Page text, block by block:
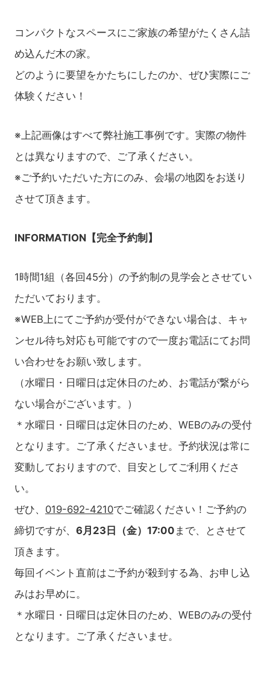
コンパクトなスペースにご家族の希望がたくさん詰
め込んだ木の家。
どのように要望をかたちにしたのか、ぜひ実際にご
体験ください！
※上記画像はすべて弊社施工事例です。実際の物件
とは異なりますので、ご了承ください。
※ご予約いただいた方にのみ、会場の地図をお送り
させて頂きます。
INFORMATION【完全予約制】
1時間1組（各回45分）の予約制の見学会とさせてい
ただいております。
※WEB上にてご予約が受付ができない場合は、キャ
ンセル待ち対応も可能ですので一度お電話にてお問
い合わせをお願い致します。
（水曜日・日曜日は定休日のため、お電話が繋がら
ない場合がございます。）
＊水曜日・日曜日は定休日のため、WEBのみの受付
となります。ご了承くださいませ。予約状況は常に
変動しておりますので、目安としてご利用くださ
い。
ぜひ、 019-692-4210でご確認ください！ご予約の
締切ですが、 6月23 日（金）17:00 まで、とさせて
頂きます。
毎回イベント直前はご予約が殺到する為、お申し込
みはお早めに。
＊水曜日・日曜日は定休日のため、WEBのみの受付
となります。ご了承くださいませ。